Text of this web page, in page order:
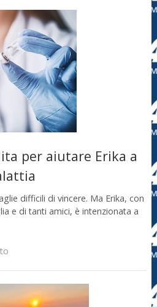
per aiutare Erika a
difficili di vincere. Ma Erika, con
e di tanti amici, è intenzionata a